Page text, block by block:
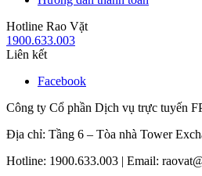
Hotline Rao Vặt
1900.633.003
Liên kết
Facebook
Công ty Cổ phần Dịch vụ trực tuyến
Địa chỉ: Tầng 6 – Tòa nhà Tower
Hotline: 1900.633.003 | Email: